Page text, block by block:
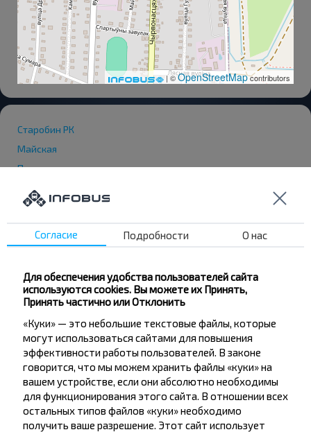
| ©OpenStreetMapcontributors
Старобин РК
Майская
Поликлиника
ДРСУ №116
Заезд
Якуба Коласа ул.
Универмаг
Магазин
Промкомбинат
Совхоз
Поместье
Коржа ул.
8-марта
Старобин пов.
Согласие Подробности О нас
Для обеспечения удобства пользователей сайта
используются cookies. Вы можете их Принять,
Принять частично или Отклонить
«Куки» — это небольшие текстовые файлы, которые
могут использоваться сайтами для повышения
эффективности работы пользователей. В законе
говорится, что мы можем хранить файлы «куки» на
вашем устройстве, если они абсолютно необходимы
для функционирования этого сайта. В отношении всех
остальных типов файлов «куки» необходимо
получить ваше разрешение. Этот сайт использует